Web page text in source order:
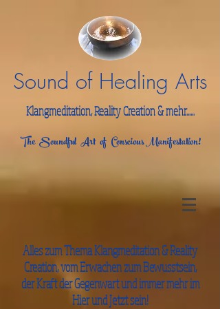
Sound of Healing Arts
Klangmeditation, Reality Creation & mehr......
The Soundful Art of Conscious Manifestation!
Alles zum Thema Klangmeditation & Reality
Creation, vom Erwachen zum Bewusstsein,
der Kraft der Gegenwart und immer mehr im
Hier und Jetzt sein!